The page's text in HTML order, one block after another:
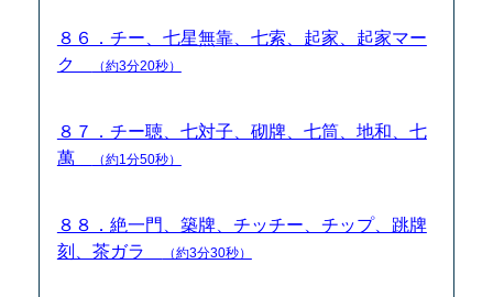
８６．チー、七星無靠、七索、起家、起家マー
ク
（約3分20秒）
８７．チー聴、七対子、砌牌、七筒、地和、七
萬
（約1分50秒）
８８．絶一門、築牌、チッチー、チップ、跳牌
刻、茶ガラ
（約3分30秒）